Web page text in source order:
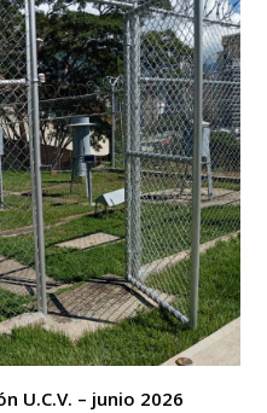
U.C.V. – junio 2026